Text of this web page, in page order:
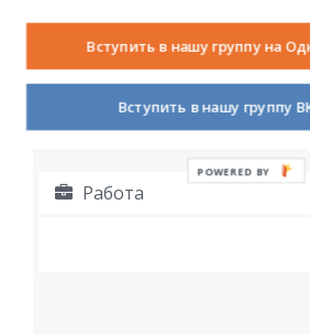
Образование
Работа
Вступить в нашу группу на
Вступить в нашу группу
POWERED BY